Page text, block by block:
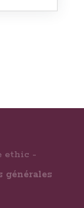
ethic -
générales